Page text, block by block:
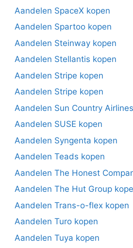
Aandelen SpaceX kopen
Aandelen Spartoo kopen
Aandelen Steinway kopen
Aandelen Stellantis kopen
Aandelen Stripe kopen
Aandelen Stripe kopen
Aandelen Sun Country
Aandelen SUSE kopen
Aandelen Syngenta kopen
Aandelen Teads kopen
Aandelen The Honest
Aandelen The Hut Group
Aandelen Trans-o-flex kopen
Aandelen Turo kopen
Aandelen Tuya kopen